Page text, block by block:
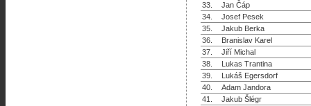
33.
Jan Čáp
34.
Josef Pesek
35.
Jakub Berka
36.
Branislav Karel
37.
Jiří Michal
38.
Lukas Trantina
39.
Lukáš Egersdorf
40.
Adam Jandora
41.
Jakub Šlégr